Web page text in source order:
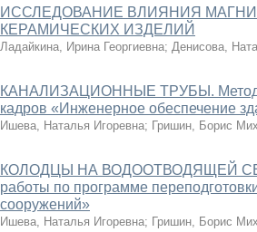
ИССЛЕДОВАНИЕ ВЛИЯНИЯ
КЕРАМИЧЕСКИХ ИЗДЕЛИЙ
Ладайкина, Ирина Георгиевна; Денисова,
КАНАЛИЗАЦИОННЫЕ ТРУБЫ.
кадров «Инженерное обеспечение
Ишева, Наталья Игоревна; Гришин, Борис
КОЛОДЦЫ НА ВОДООТВОДЯЩЕЙ СЕТИ.
работы по программе
сооружений»
Ишева, Наталья Игоревна; Гришин, Борис